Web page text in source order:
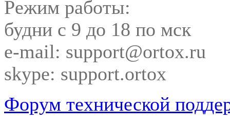
Режим работы:
будни с 9 до 18 по мск
e-mail: support@ortox.ru
skype: support.ortox
Форум технической